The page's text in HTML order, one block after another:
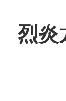
烈炎